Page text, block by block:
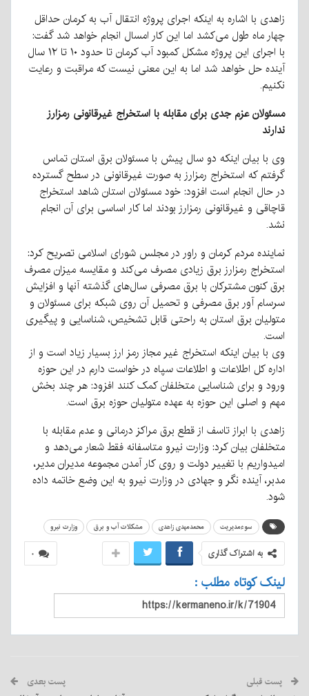
زاهدی با اشاره به اینکه اجرای پروژه انتقال آب به کرمان حداقل
چهار ماه طول می‌کشد اما این کار امسال انجام خواهد شد گفت:
با اجرای این پروژه مشکل کمبود آب کرمان تا حدود ۱۰ تا ۱۲ سال
آینده حل خواهد شد اما به این معنی نیست که مراقبت و رعایت
نکنیم.
مسئولان عزم جدی برای مقابله با استخراج غیرقانونی رمزارز
ندارند
وی با بیان اینکه دو سال پیش با مسئولان برق استان تماس
گرفتم که استخراج رمزارز به صورت غیرقانونی در سطح گسترده
در حال انجام است افزود: خود مسئولان استان شاهد استخراج
قاچاقی و غیرقانونی رمزارز بودند اما کار اساسی برای آن انجام
نشد.
نماینده مردم کرمان و راور در مجلس شورای اسلامی تصریح کرد:
استخراج رمزارز برق زیادی مصرف می‌کند و مقایسه میزان مصرف
برق کنون مشترکان با برق مصرفی سال‌های گذشته آنها و افزایش
سرسام آور برق مصرفی و تحمیل آن روی شبکه برای مسئولان و
متولیان برق استان به راحتی قابل تشخیص، شناسایی و پیگیری
است.
وی با بیان اینکه استخراج غیر مجاز رمز ارز بسیار زیاد است و از
اداره کل اطلاعات و اطلاعات سپاه در خواست دارم در این حوزه
ورود و برای شناسایی متخلفان کمک کنند افزود: هر چند بخش
مهم و اصلی این حوزه به عهده متولیان حوزه برق است.
زاهدی با ابراز تاسف از قطع برق مراکز درمانی و عدم مقابله با
متخلفان بیان کرد: وزارت نیرو متاسفانه فقط شعار می‌دهد و
امیدواریم با تغییر دولت و روی کار آمدن مجموعه مدیران مدیر،
مدبر، آینده نگر و جهادی در وزارت نیرو به این وضع خاتمه داده
شود.
سوءمدیریت محمدمهدی زاهدی مشکلات آب و برق وزارت نیرو
۰ به اشتراک گذاری
لینک کوتاه مطلب :
پست قبلی پست بعدی